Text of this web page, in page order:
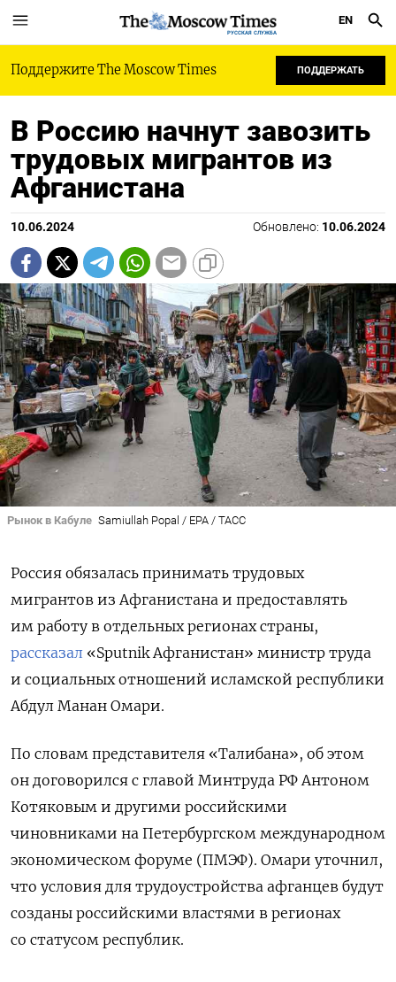
РУССКАЯ СЛУЖБА
EN
Поддержите The Moscow Times ПОДДЕРЖАТЬ
В Россию начнут завозить
трудовых мигрантов из
Афганистана
10.06.2024 Обновлено: 10.06.2024
Рынок в Кабуле Samiullah Popal / EPA / ТАСС
Россия обязалась принимать трудовых
мигрантов из Афганистана и предоставлять
им работу в отдельных регионах страны,
рассказал «Sputnik Афганистан» министр труда
и социальных отношений исламской республики
Абдул Манан Омари.
По словам представителя «Талибана», об этом
он договорился с главой Минтруда РФ Антоном
Котяковым и другими российскими
чиновниками на Петербургском международном
экономическом форуме (ПМЭФ). Омари уточнил,
что условия для трудоустройства афганцев будут
созданы российскими властями в регионах
со статусом республик.